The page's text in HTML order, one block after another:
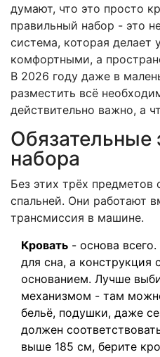
думают, что это просто
правильный набор - это
система, которая делает
комфортными, а
В 2026 году даже в
разместить всё
действительно важно, а
Обязательные
набора
Без этих трёх предметов
спальней. Они работают
трансмиссия в машине.
Кровать - основа
для сна, а конструкция
основанием. Лучше
механизмом - там
бельё, подушки, даже
должен
выше 185 см, берите